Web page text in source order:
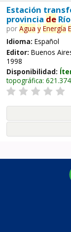
Estación
provincia de
por Agua y Energía
Idioma: Español
Editor: Buenos
1998
Disponibilidad:
topográfica: